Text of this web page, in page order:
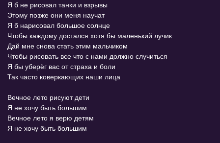
Я б не рисовал танки и взрывы
Этому позже они меня научат
Я б нарисовал большое солнце
Чтобы каждому достался хотя бы маленький лучик
Дай мне снова стать этим мальчиком
Чтобы рисовать все что с нами должно случиться
Я бы уберёг вас от страха и боли
Так часто коверкающих наши лица
Вечное лето рисуют дети
Я не хочу быть большим
Вечное лето я верю детям
Я не хочу быть большим